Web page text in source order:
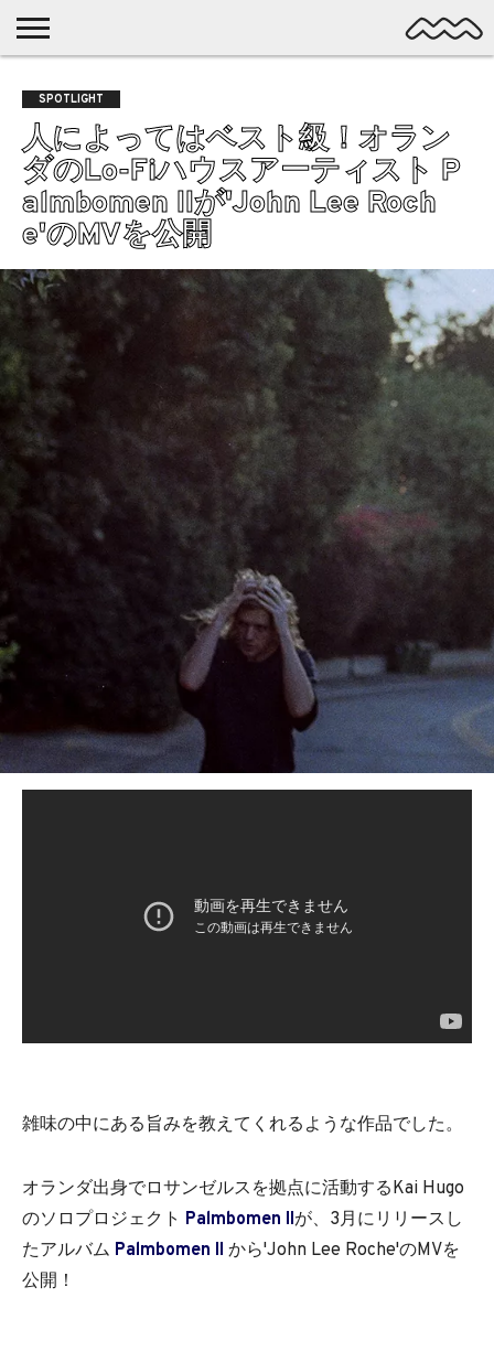
MUSIC
LATEST
POSTS
SPOTLIGHT
NYP
/ DL
DISCOVERY
ROCK
ALTERNATIVE
ELECTRONIC
SSW
FOLK
POSTPUNK
GARAGE
BEDROOM
SPOTLIGHT
人によってはベスト級！オラン
ダのLo-Fiハウスアーティスト P
almbomen IIが'John Lee Roch
e'のMVを公開
雑味の中にある旨みを教えてくれるような作品でした。
オランダ出身でロサンゼルスを拠点に活動するKai Hugo
のソロプロジェクト Palmbomen IIが、3月にリリースし
たアルバム Palmbomen II から'John Lee Roche'のMVを
公開！